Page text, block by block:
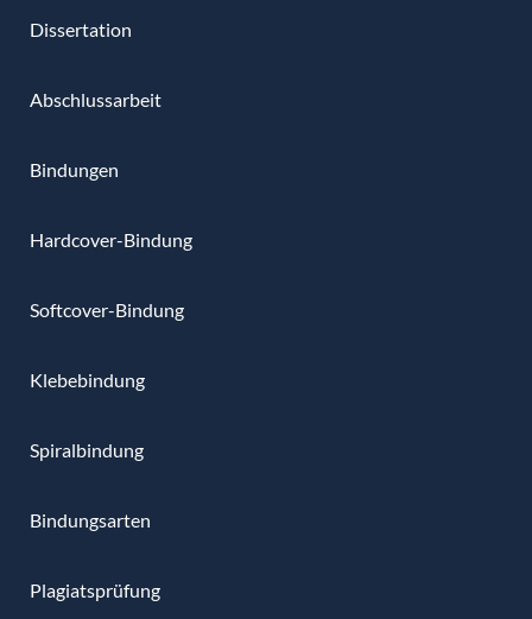
Dissertation
Abschlussarbeit
Bindungen
Hardcover-Bindung
Softcover-Bindung
Klebebindung
Spiralbindung
Bindungsarten
Plagiatsprüfung